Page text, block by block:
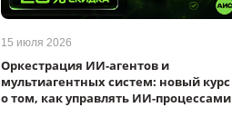
15 июля 2026
Оркестрация ИИ-агентов и
мультиагентных систем: новый курс
о том, как управлять ИИ-процессами